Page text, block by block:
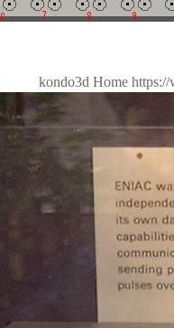
kondo3d Home https://